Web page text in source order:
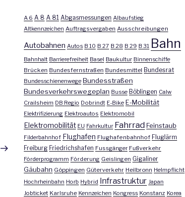
Nächster
Beitrag
A 6 A 8 A 81 Abgasmessungen Albaufstieg
Altkennzeichen Auftragsvergaben Ausschreibungen
Autobahnen Autos B 10 B 27 B 28 B 29 B 31 Bahn
Bahnhalt Barrierefreiheit Basel Baukultur Binnenschiffe
Brücken Bundesfernstraßen Bundesmittel Bundesrat
Bundesschienenwege Bundesstraßen
Bundesverkehrswegeplan Busse Böblingen Calw
Crailsheim DB Regio Dobrindt E-Bike E-Mobilität
Elektrifizierung Elektroautos Elektromobil
Elektromobilität EU Fahrkultur Fahrrad Feinstaub
Filderbahnhof Flughafen Flughafenbahnhof Fluglärm
Freiburg Friedrichshafen Fussgänger Fußverkehr
Förderprogramm Förderung Geislingen Gigaliner
Gäubahn Göppingen Güterverkehr Heilbronn Helmpflicht
Hochrheinbahn Horb Hybrid Infrastruktur Japan
Jobticket Karlsruhe Kennzeichen Kongress Konstanz Korea